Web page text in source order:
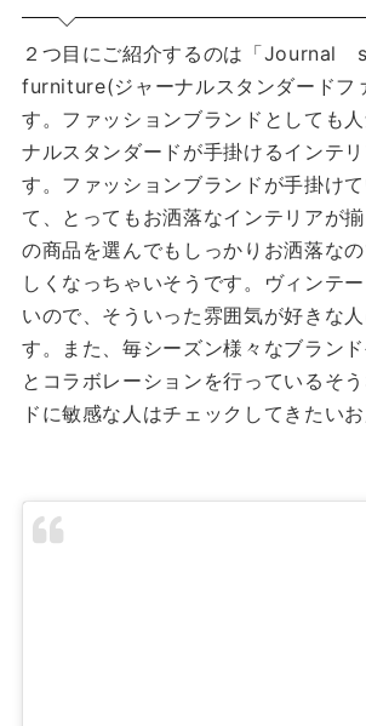
２つ目にご紹介するのは「
furniture(ジャーナルスタンダードフ
す。ファッションブランドとしても
ナルスタンダードが手掛けるインテ
す。ファッションブランドが手掛け
て、とってもお洒落なインテリアが
の商品を選んでもしっかりお洒落な
しくなっちゃいそうです。ヴィンテ
いので、そういった雰囲気が好きな
す。また、毎シーズン様々なブラン
とコラボレーションを行っているそ
ドに敏感な人はチェックしてきたいお